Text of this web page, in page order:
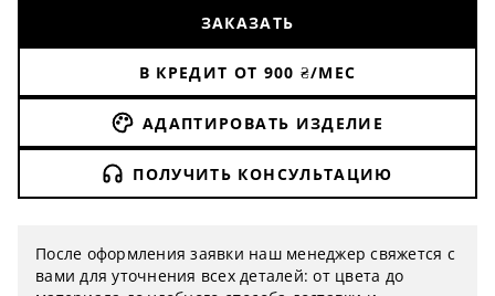
ЗАКАЗАТЬ
В КРЕДИТ ОТ 900 ₴/МЕС
АДАПТИРОВАТЬ ИЗДЕЛИЕ
ПОЛУЧИТЬ КОНСУЛЬТАЦИЮ
После оформления заявки наш менеджер свяжется с
вами для уточнения всех деталей: от цвета до